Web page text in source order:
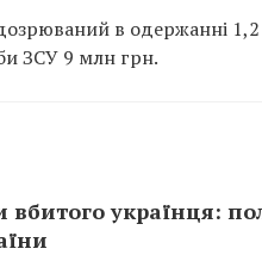
в одержанні
ЗСУ 9 млн грн.
українця: